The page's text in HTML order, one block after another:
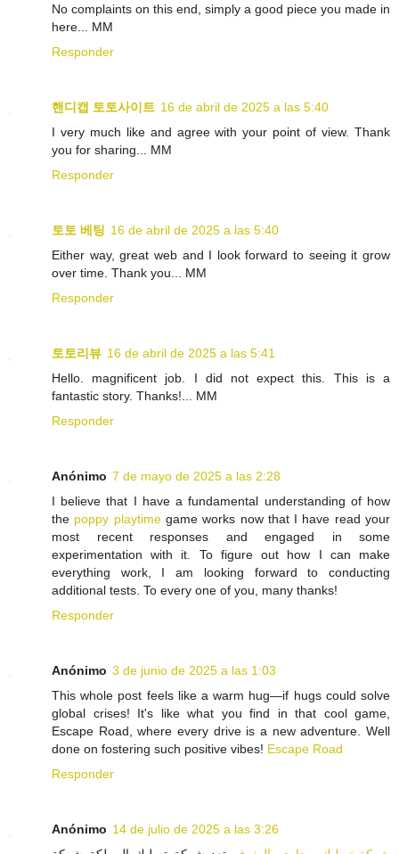
No complaints on this end, simply a good piece you made in
here... MM
Responder
핸디캡 토토사이트 16 de abril de 2025 a las 5:40
I very much like and agree with your point of view. Thank
you for sharing... MM
Responder
토토 베팅 16 de abril de 2025 a las 5:40
Either way, great web and I look forward to seeing it grow
over time. Thank you... MM
Responder
토토리뷰 16 de abril de 2025 a las 5:41
Hello. magnificent job. I did not expect this. This is a
fantastic story. Thanks!... MM
Responder
Anónimo 7 de mayo de 2025 a las 2:28
I believe that I have a fundamental understanding of how
the poppy playtimegame works now that I have read your
most recent responses and engaged in some
experimentation with it. To figure out how I can make
everything work, I am looking forward to conducting
additional tests. To every one of you, many thanks!
Responder
Anónimo 3 de junio de 2025 a las 1:03
This whole post feels like a warm hug—if hugs could solve
global crises! It's like what you find in that cool game,
Escape Road, where every drive is a new adventure. Well
done on fostering such positive vibes! Escape Road
Responder
Anónimo 14 de julio de 2025 a las 3:26